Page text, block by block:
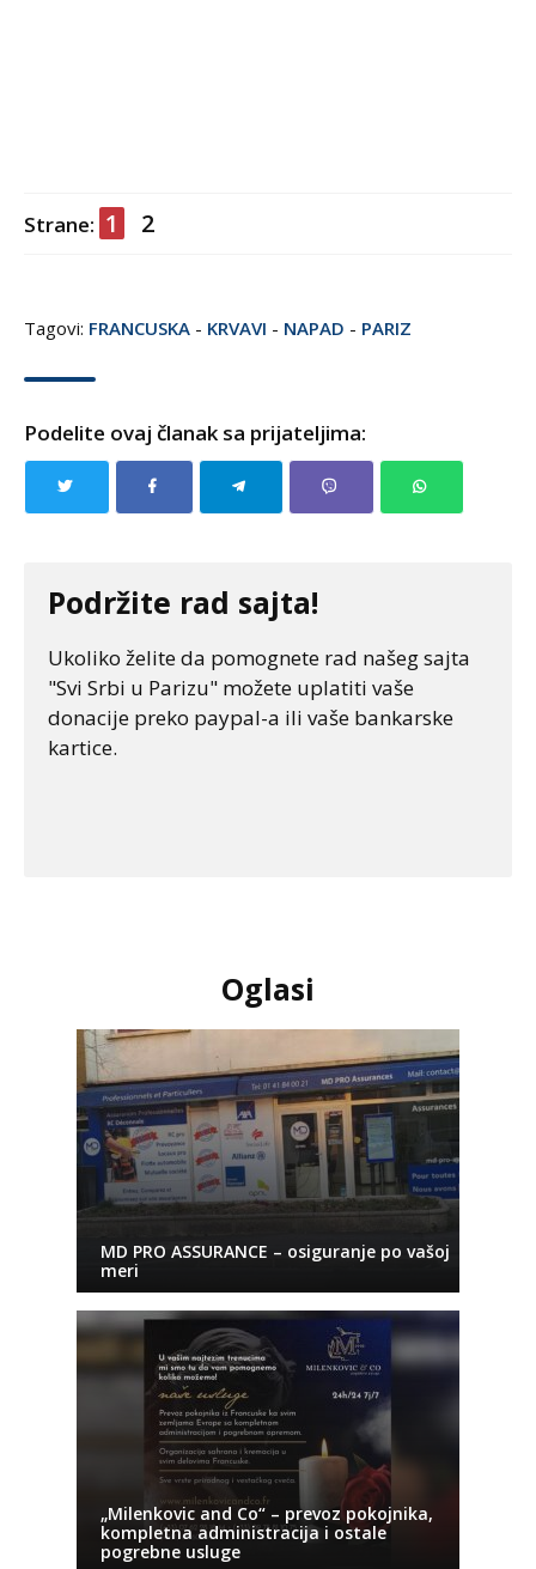
Strane: 1 2
Tagovi: FRANCUSKA - KRVAVI - NAPAD - PARIZ
Podelite ovaj članak sa prijateljima:
Podržite rad sajta!
Ukoliko želite da pomognete rad našeg sajta
"Svi Srbi u Parizu" možete uplatiti vaše
donacije preko paypal-a ili vaše bankarske
kartice.
Oglasi
MD PRO ASSURANCE – osiguranje po vašoj
meri
„Milenkovic and Co“ – prevoz pokojnika,
kompletna administracija i ostale
pogrebne usluge